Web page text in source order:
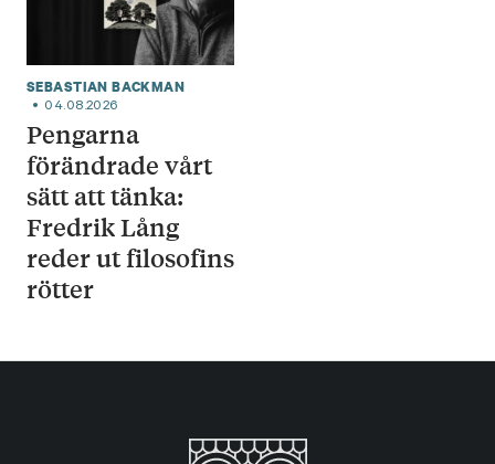
SEBASTIAN BACKMAN
04.08.2026
Pengarna
förändrade vårt
sätt att tänka:
Fredrik Lång
reder ut filosofins
rötter